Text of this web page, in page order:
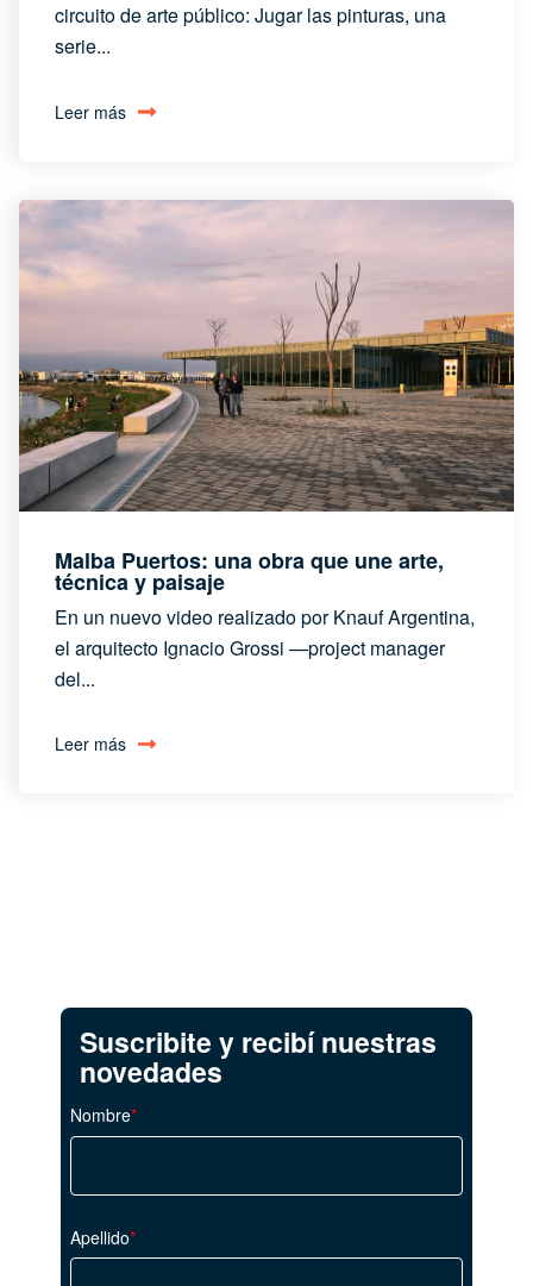
circuito de arte público: Jugar las pinturas, una
serie...
Leer más
Malba Puertos: una obra que une arte,
técnica y paisaje
En un nuevo video realizado por Knauf Argentina,
el arquitecto Ignacio Grossi —project manager
del...
Leer más
Suscribite y recibí nuestras
novedades
Nombre*
Apellido*